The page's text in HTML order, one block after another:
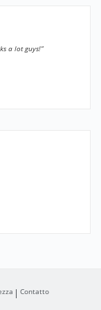
a lot guys!”
Contatto